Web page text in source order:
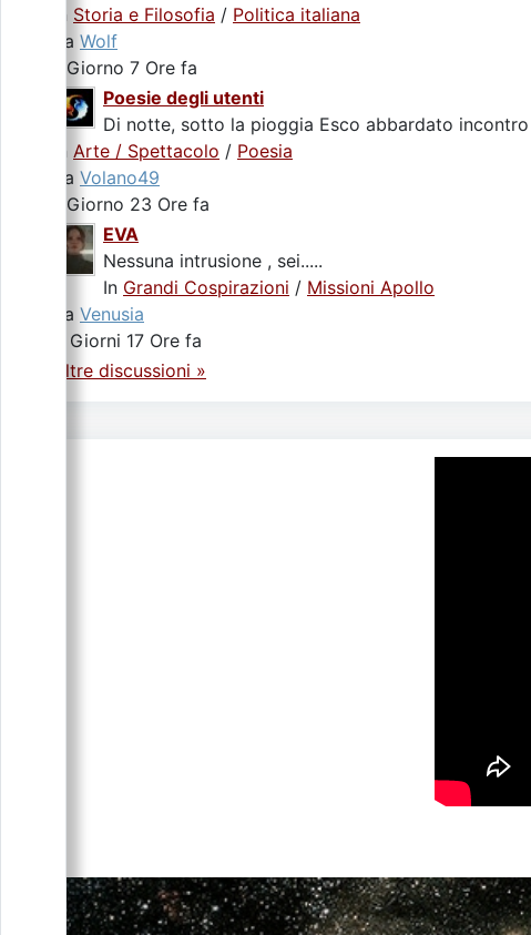
Storia e Filosofia / Politica italiana
da Wolf
1 Giorno 7 Ore fa
Poesie degli utenti
Di notte, sotto la pioggia Esco abbardato
Arte / Spettacolo / Poesia
da Volano49
1 Giorno 23 Ore fa
EVA
Nessuna intrusione , sei.....
In Grandi Cospirazioni / Missioni Apollo
da Venusia
3 Giorni 17 Ore fa
Altre discussioni »